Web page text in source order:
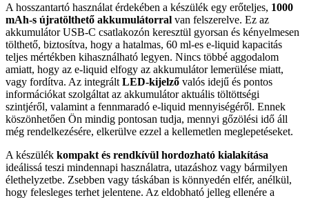
A hosszantartó használat érdekében a készülék egy erőteljes, 1000
mAh-s újratölthető akkumulátorral van felszerelve. Ez az
akkumulátor USB-C csatlakozón keresztül gyorsan és kényelmesen
tölthető, biztosítva, hogy a hatalmas, 60 ml-es e-liquid kapacitás
teljes mértékben kihasználható legyen. Nincs többé aggodalom
amiatt, hogy az e-liquid elfogy az akkumulátor lemerülése miatt,
vagy fordítva. Az integrált LED-kijelző valós idejű és pontos
információkat szolgáltat az akkumulátor aktuális töltöttségi
szintjéről, valamint a fennmaradó e-liquid mennyiségéről. Ennek
köszönhetően Ön mindig pontosan tudja, mennyi gőzölési idő áll
még rendelkezésére, elkerülve ezzel a kellemetlen meglepetéseket.
A készülék kompakt és rendkívül hordozható kialakítása
ideálissá teszi mindennapi használatra, utazáshoz vagy bármilyen
élethelyzetbe. Zsebben vagy táskában is könnyedén elfér, anélkül,
hogy felesleges terhet jelentene. Az eldobható jelleg ellenére a